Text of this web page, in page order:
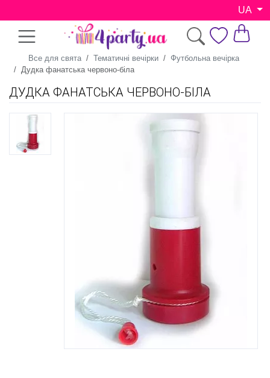
UA
Все для свята Тематичні вечірки
Футбольна вечірка
Дудка фанатська червоно-біла
ДУДКА ФАНАТСЬКА ЧЕРВОНО-БІЛА